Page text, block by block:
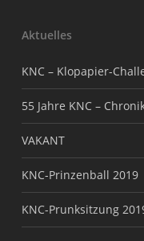
Aktuelles
KNC – Klopapier-
55 Jahre KNC –
VAKANT
KNC-Prinzenball 2019
KNC-Prunksitzung